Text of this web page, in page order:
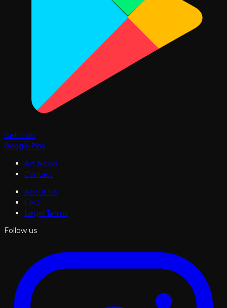
Get it on
Google Play
Art News
Contact
About Us
FAQ
Legal Terms
Follow us